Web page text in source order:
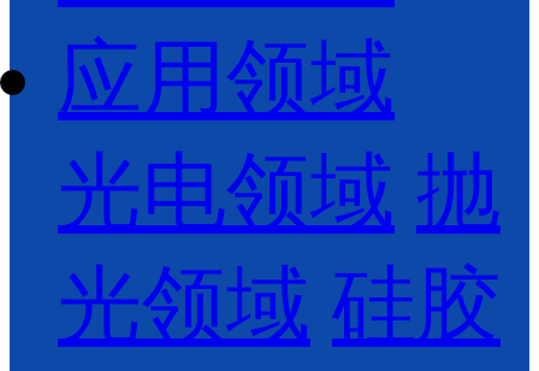
应用领域
光电领域 抛
光领域 硅胶